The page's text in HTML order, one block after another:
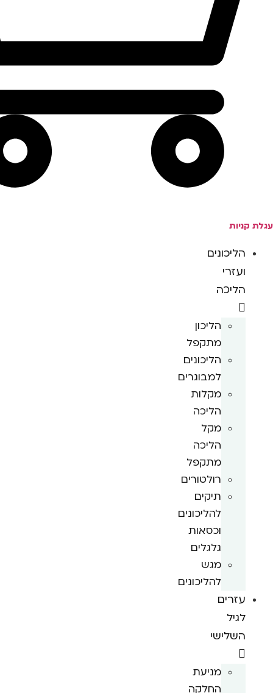
עגלת קניות
הליכונים
ועזרי
הליכה
הליכון
מתקפל
הליכונים
למבוגרים
מקלות
הליכה
מקל
הליכה
מתקפל
רולטורים
תיקים
להליכונים
וכסאות
גלגלים
מגש
להליכונים
עזרים
לגיל
השלישי
מניעת
החלקה